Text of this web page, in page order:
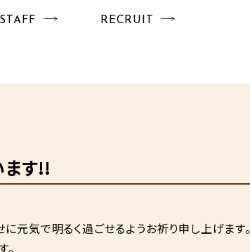
STAFF RECRUIT
ます!!
元気で明るく過ごせるようお祈り申し上げます。